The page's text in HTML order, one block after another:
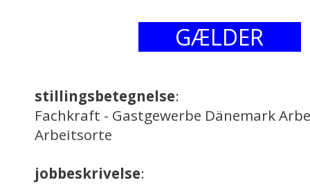
GÆLDER
stillingsbetegnelse:
Fachkraft - Gastgewerbe Dänemark
Arbeitsorte
jobbeskrivelse: